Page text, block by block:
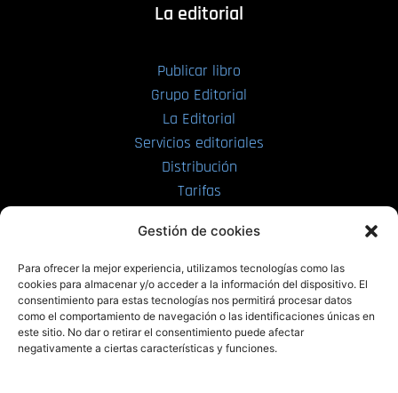
Gestión de cookies
Para ofrecer la mejor experiencia, utilizamos tecnologías como las
cookies para almacenar y/o acceder a la información del dispositivo. El
consentimiento para estas tecnologías nos permitirá procesar datos
como el comportamiento de navegación o las identificaciones únicas en
este sitio. No dar o retirar el consentimiento puede afectar
negativamente a ciertas características y funciones.
La editorial
Publicar libro
Grupo Editorial
La Editorial
Servicios editoriales
Distribución
Tarifas
PRL | Films
PRL | Play
PRL | LAB